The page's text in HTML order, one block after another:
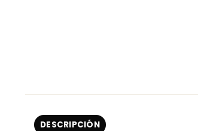
DESCRIPCIÓN